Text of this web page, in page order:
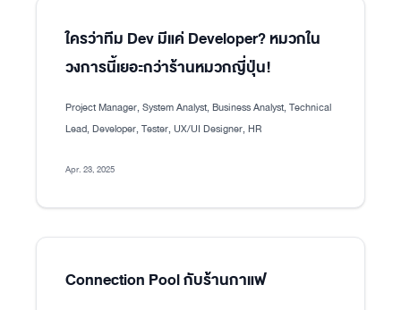
ใครว่าทีม Dev มีแค่ Developer? หมวกใน
วงการนี้เยอะกว่าร้านหมวกญี่ปุ่น!
Project Manager, System Analyst, Business Analyst, Technical
Lead, Developer, Tester, UX/UI Designer, HR
Apr. 23, 2025
Connection Pool กับร้านกาแฟ